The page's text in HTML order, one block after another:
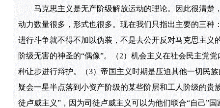
马克思主义是无产阶级解放运动的理论。因此很清楚
动力数量很多，形式也很多。现在我们只指出主要的三
进行斗争就不得不加以伪装，不是去公开反对马克思主
阶级无害的神圣的“偶像”。（2）机会主义在社会民主党
种让步进行辩护。（3）帝国主义时期是压迫其他一切民
疑会一星半点落到小资产阶级的某些阶层和工人阶级的
徒卢威主义”，因为司徒卢威主义可以为他们联合“自己”